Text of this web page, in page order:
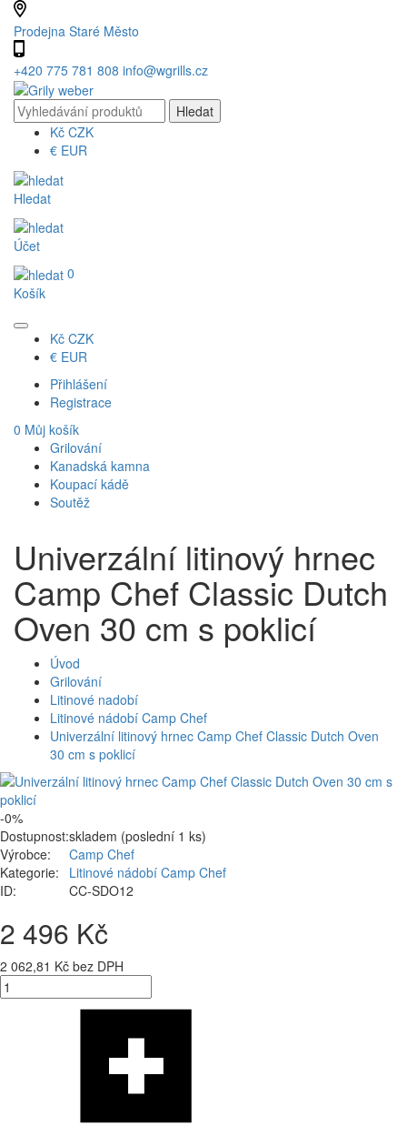
Prodejna Staré Město
+420 775 781 808 info@wgrills.cz
Kč CZK
€ EUR
Hledat
Účet
0
Košík
Kč CZK
€ EUR
Přihlášení
Registrace
0 Můj košík
Grilování
Kanadská kamna
Koupací kádě
Soutěž
Univerzální litinový hrnec
Camp Chef Classic Dutch
Oven 30 cm s poklicí
Úvod
Grilování
Litinové nadobí
Litinové nádobí Camp Chef
Univerzální litinový hrnec Camp Chef Classic Dutch Oven
30 cm s poklicí
-0%
Dostupnost:skladem (poslední 1 ks)
Výrobce:
Camp Chef
Kategorie:
Litinové nádobí Camp Chef
ID:
CC-SDO12
2 496 Kč
2 062,81 Kč bez DPH